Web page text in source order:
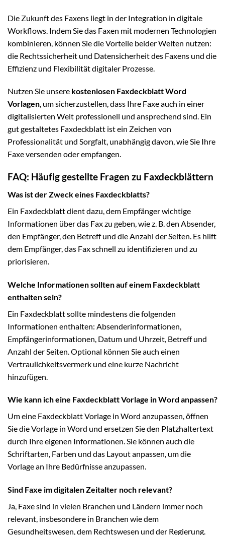
Die Zukunft des Faxens liegt in der Integration in digitale
Workflows. Indem Sie das Faxen mit modernen Technologien
kombinieren, können Sie die Vorteile beider Welten nutzen:
die Rechtssicherheit und Datensicherheit des Faxens und die
Effizienz und Flexibilität digitaler Prozesse.
Nutzen Sie unsere kostenlosen Faxdeckblatt Word
Vorlagen, um sicherzustellen, dass Ihre Faxe auch in einer
digitalisierten Welt professionell und ansprechend sind. Ein
gut gestaltetes Faxdeckblatt ist ein Zeichen von
Professionalität und Sorgfalt, unabhängig davon, wie Sie Ihre
Faxe versenden oder empfangen.
FAQ: Häufig gestellte Fragen zu Faxdeckblättern
Was ist der Zweck eines Faxdeckblatts?
Ein Faxdeckblatt dient dazu, dem Empfänger wichtige
Informationen über das Fax zu geben, wie z. B. den Absender,
den Empfänger, den Betreff und die Anzahl der Seiten. Es hilft
dem Empfänger, das Fax schnell zu identifizieren und zu
priorisieren.
Welche Informationen sollten auf einem Faxdeckblatt
enthalten sein?
Ein Faxdeckblatt sollte mindestens die folgenden
Informationen enthalten: Absenderinformationen,
Empfängerinformationen, Datum und Uhrzeit, Betreff und
Anzahl der Seiten. Optional können Sie auch einen
Vertraulichkeitsvermerk und eine kurze Nachricht
hinzufügen.
Wie kann ich eine Faxdeckblatt Vorlage in Word anpassen?
Um eine Faxdeckblatt Vorlage in Word anzupassen, öffnen
Sie die Vorlage in Word und ersetzen Sie den Platzhaltertext
durch Ihre eigenen Informationen. Sie können auch die
Schriftarten, Farben und das Layout anpassen, um die
Vorlage an Ihre Bedürfnisse anzupassen.
Sind Faxe im digitalen Zeitalter noch relevant?
Ja, Faxe sind in vielen Branchen und Ländern immer noch
relevant, insbesondere in Branchen wie dem
Gesundheitswesen, dem Rechtswesen und der Regierung.